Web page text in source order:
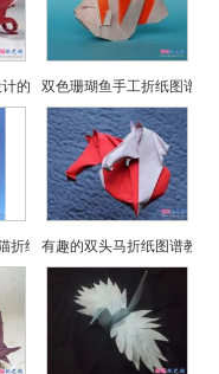
计的回头望小狐狸折纸
双色珊瑚鱼手工折纸图谱教程
折纸方法教程
有趣的双头马折纸图谱教程